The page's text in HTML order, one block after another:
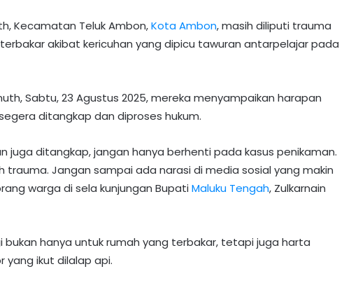
Kecamatan Teluk Ambon,Kota Ambon, masih diliputi trauma
akibat kericuhan yang dipicu tawuran antarpelajar pada
Sabtu, 23 Agustus 2025, mereka menyampaikan harapan
ditangkap dan diproses hukum.
juga ditangkap, jangan hanya berhenti pada kasus penikaman.
trauma. Jangan sampai ada narasi di media sosial yang makin
warga di sela kunjungan BupatiMaluku Tengah, Zulkarnain
hanya untuk rumah yang terbakar, tetapi juga harta
ikut dilalap api.